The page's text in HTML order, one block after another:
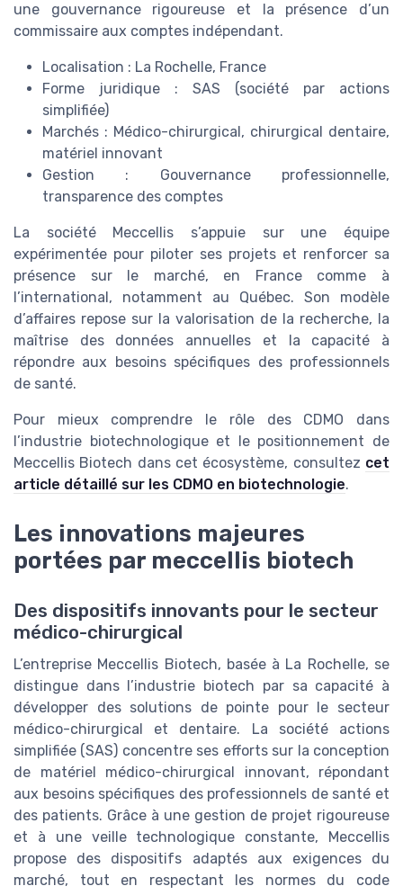
une gouvernance rigoureuse et la présence d’un
commissaire aux comptes indépendant.
Localisation : La Rochelle, France
Forme juridique : SAS (société par actions
simplifiée)
Marchés : Médico-chirurgical, chirurgical dentaire,
matériel innovant
Gestion : Gouvernance professionnelle,
transparence des comptes
La société Meccellis s’appuie sur une équipe
expérimentée pour piloter ses projets et renforcer sa
présence sur le marché, en France comme à
l’international, notamment au Québec. Son modèle
d’affaires repose sur la valorisation de la recherche, la
maîtrise des données annuelles et la capacité à
répondre aux besoins spécifiques des professionnels
de santé.
Pour mieux comprendre le rôle des CDMO dans
l’industrie biotechnologique et le positionnement de
Meccellis Biotech dans cet écosystème, consultez cet
article détaillé sur les CDMO en biotechnologie.
Les innovations majeures
portées par meccellis biotech
Des dispositifs innovants pour le secteur
médico-chirurgical
L’entreprise Meccellis Biotech, basée à La Rochelle, se
distingue dans l’industrie biotech par sa capacité à
développer des solutions de pointe pour le secteur
médico-chirurgical et dentaire. La société actions
simplifiée (SAS) concentre ses efforts sur la conception
de matériel médico-chirurgical innovant, répondant
aux besoins spécifiques des professionnels de santé et
des patients. Grâce à une gestion de projet rigoureuse
et à une veille technologique constante, Meccellis
propose des dispositifs adaptés aux exigences du
marché, tout en respectant les normes du code